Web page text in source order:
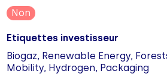
Non
Etiquettes investisseur
Biogaz, Renewable Energy,
Mobility, Hydrogen, Packaging